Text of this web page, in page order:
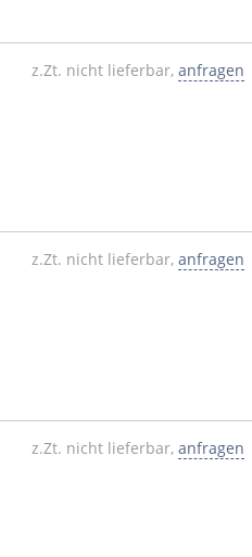
z.Zt. nicht lieferbar, anfragen
z.Zt. nicht lieferbar, anfragen
z.Zt. nicht lieferbar, anfragen